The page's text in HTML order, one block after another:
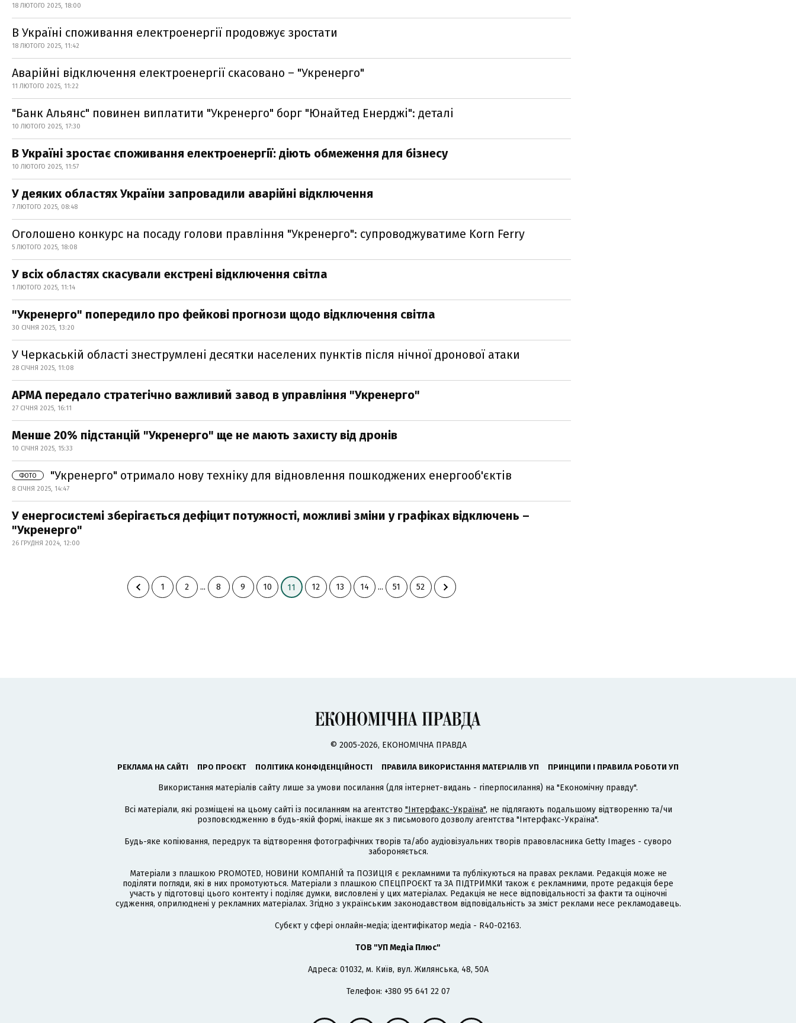
18 ЛЮТОГО 2025, 18:00
В Україні споживання електроенергії продовжує зростати
18 ЛЮТОГО 2025, 11:42
Аварійні відключення електроенергії скасовано – "Укренерго"
11 ЛЮТОГО 2025, 11:22
"Банк Альянс" повинен виплатити "Укренерго" борг "Юнайтед Енерджі": деталі
10 ЛЮТОГО 2025, 17:30
В Україні зростає споживання електроенергії: діють обмеження для бізнесу
10 ЛЮТОГО 2025, 11:57
У деяких областях України запровадили аварійні відключення
7 ЛЮТОГО 2025, 08:48
Оголошено конкурс на посаду голови правління "Укренерго": супроводжуватиме Korn Ferry
5 ЛЮТОГО 2025, 18:08
У всіх областях скасували екстрені відключення світла
1 ЛЮТОГО 2025, 11:14
"Укренерго" попередило про фейкові прогнози щодо відключення світла
30 СІЧНЯ 2025, 13:20
У Черкаській області знеструмлені десятки населених пунктів після нічної дронової атаки
28 СІЧНЯ 2025, 11:08
АРМА передало стратегічно важливий завод в управління "Укренерго"
27 СІЧНЯ 2025, 16:11
Менше 20% підстанцій "Укренерго" ще не мають захисту від дронів
10 СІЧНЯ 2025, 15:33
ФОТО "Укренерго" отримало нову техніку для відновлення пошкоджених енергооб'єктів
8 СІЧНЯ 2025, 14:47
У енергосистемі зберігається дефіцит потужності, можливі зміни у графіках відключень –
"Укренерго"
26 ГРУДНЯ 2024, 12:00
1 2 ... 8 9 10 11 12 13 14 ... 51 52
© 2005-2026, ЕКОНОМІЧНА ПРАВДА
РЕКЛАМА НА САЙТІ ПРО ПРОЄКТ ПОЛІТИКА КОНФІДЕНЦІЙНОСТІ ПРАВИЛА ВИКОРИСТАННЯ МАТЕРІАЛІВ УП ПРИНЦИПИ І ПРАВИЛА РОБОТИ УП
Використання матеріалів сайту лише за умови посилання (для інтернет-видань - гіперпосилання) на "Економічну правду".
Всі матеріали, які розміщені на цьому сайті із посиланням на агентство "Інтерфакс-Україна", не підлягають подальшому відтворенню та/чи
розповсюдженню в будь-якій формі, інакше як з письмового дозволу агентства "Інтерфакс-Україна".
Будь-яке копіювання, передрук та відтворення фотографічних творів та/або аудіовізуальних творів правовласника Getty Images - суворо
забороняється.
Матеріали з плашкою PROMOTED, НОВИНИ КОМПАНІЙ та ПОЗИЦІЯ є рекламними та публікуються на правах реклами. Редакція може не
поділяти погляди, які в них промотуються. Матеріали з плашкою СПЕЦПРОЄКТ та ЗА ПІДТРИМКИ також є рекламними, проте редакція бере
участь у підготовці цього контенту і поділяє думки, висловлені у цих матеріалах. Редакція не несе відповідальності за факти та оціночні
судження, оприлюднені у рекламних матеріалах. Згідно з українським законодавством відповідальність за зміст реклами несе рекламодавець.
Cубєкт у сфері онлайн-медіа; ідентифікатор медіа - R40-02163.
ТОВ "УП Медіа Плюс"
Адреса: 01032, м. Київ, вул. Жилянська, 48, 50А
Телефон: +380 95 641 22 07